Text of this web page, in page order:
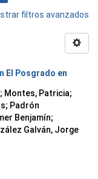
filtros avanzados
El Posgrado en
; Montes, Patricia;
; Padrón
Benjamín;
Galván, Jorge